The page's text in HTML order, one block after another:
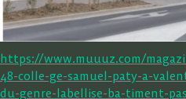
https://www.muuuz.com/
48-colle-ge-samuel-paty-a-
du-genre-labellise-ba-timent-